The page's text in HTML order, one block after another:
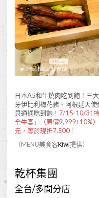
日本A5和牛燒肉吃到飽！三
牙伊比利梅花豬、阿根廷天
貝通通吃到飽！ 7/15-10/31
全牛宴」（原價9,999+10%
元，等於現折7,500！
（MENU美食客Kiwi提供）
乾杯集團
全台/多間分店